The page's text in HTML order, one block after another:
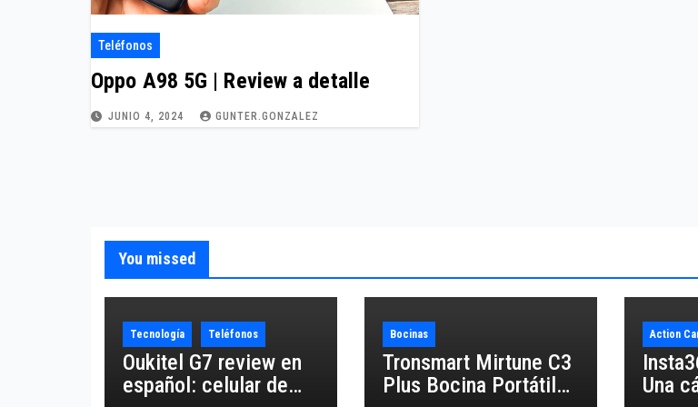
Teléfonos
Oppo A98 5G | Review a detalle
JUNIO 4, 2024 GUNTER.GONZALEZ
You missed
Tecnología Teléfonos
Oukitel G7 review en
español: celular de
Bocinas
Tronsmart Mirtune C3
Plus Bocina Portátil
Action
Una